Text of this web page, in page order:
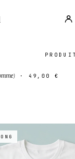
PRODUIT
· 49,00 €